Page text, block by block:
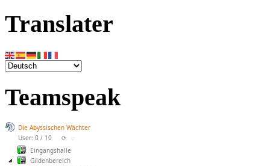
Translater
Teamspeak
Die Abyssischen Wächter
User: 0 / 10
⟳ ◌
Eingangshalle
Gildenbereich